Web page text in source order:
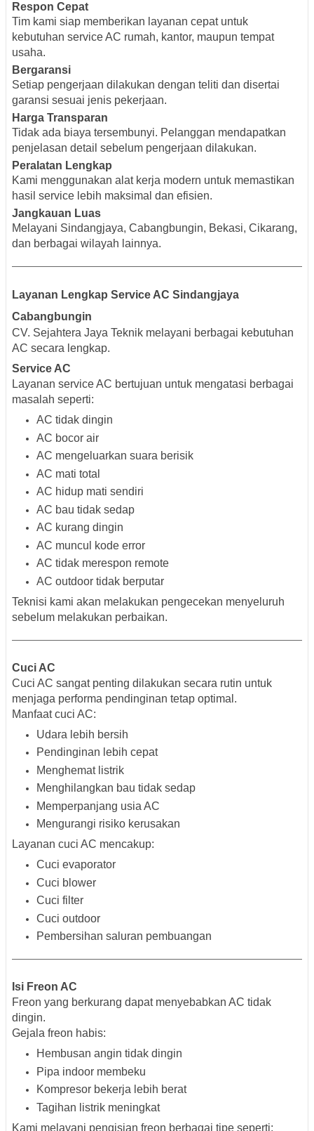
Respon Cepat
Tim kami siap memberikan layanan cepat untuk
kebutuhan service AC rumah, kantor, maupun tempat
usaha.
Bergaransi
Setiap pengerjaan dilakukan dengan teliti dan disertai
garansi sesuai jenis pekerjaan.
Harga Transparan
Tidak ada biaya tersembunyi. Pelanggan mendapatkan
penjelasan detail sebelum pengerjaan dilakukan.
Peralatan Lengkap
Kami menggunakan alat kerja modern untuk memastikan
hasil service lebih maksimal dan efisien.
Jangkauan Luas
Melayani Sindangjaya, Cabangbungin, Bekasi, Cikarang,
dan berbagai wilayah lainnya.
Layanan Lengkap Service AC Sindangjaya
Cabangbungin
CV. Sejahtera Jaya Teknik melayani berbagai kebutuhan
AC secara lengkap.
Service AC
Layanan service AC bertujuan untuk mengatasi berbagai
masalah seperti:
AC tidak dingin
AC bocor air
AC mengeluarkan suara berisik
AC mati total
AC hidup mati sendiri
AC bau tidak sedap
AC kurang dingin
AC muncul kode error
AC tidak merespon remote
AC outdoor tidak berputar
Teknisi kami akan melakukan pengecekan menyeluruh
sebelum melakukan perbaikan.
Cuci AC
Cuci AC sangat penting dilakukan secara rutin untuk
menjaga performa pendinginan tetap optimal.
Manfaat cuci AC:
Udara lebih bersih
Pendinginan lebih cepat
Menghemat listrik
Menghilangkan bau tidak sedap
Memperpanjang usia AC
Mengurangi risiko kerusakan
Layanan cuci AC mencakup:
Cuci evaporator
Cuci blower
Cuci filter
Cuci outdoor
Pembersihan saluran pembuangan
Isi Freon AC
Freon yang berkurang dapat menyebabkan AC tidak
dingin.
Gejala freon habis:
Hembusan angin tidak dingin
Pipa indoor membeku
Kompresor bekerja lebih berat
Tagihan listrik meningkat
Kami melayani pengisian freon berbagai tipe seperti: